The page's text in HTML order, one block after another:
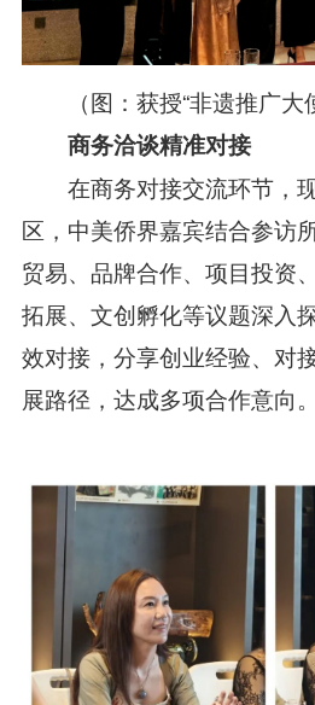
（图： 获授“非遗推广大
商务洽谈精准对接
在商务对接交流环节，
区， 中美侨界嘉宾结合参访
贸易、 品牌合作、项目投资
拓展、文创孵化等议题深入
效对接，分享创业经验、对
展路径，达成多项合作意向。